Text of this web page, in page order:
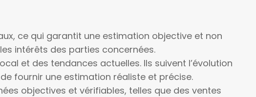
ce qui garantit une estimation objective et non
intérêts des parties concernées.
et des tendances actuelles. Ils suivent l’évolution
fournir une estimation réaliste et précise.
objectives et vérifiables, telles que des ventes